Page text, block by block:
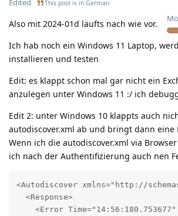
Edited
This post is in German
Also mit 2024-01d läufts nach wie vor.
Ich hab noch ein Windows 11 Laptop,
installieren und testen
Edit: es klappt schon mal gar nicht ein
anzulegen unter Windows 11 :/ ich
Edit 2: unter Windows 10 klappts auch
autodiscover.xml ab und bringt dann eine
Wenn ich die autodiscover.xml via
ich nach der Authentifizierung auch nen
<Autodiscover xmlns="http://
  <Response>
<Error